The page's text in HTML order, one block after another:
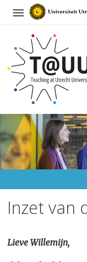
Navigation
Direct
naar
het
inhoud
Inzet van
Lieve Willemijn,